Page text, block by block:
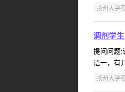
扬州大学
调剂学
提问问题:
语一，有
扬州大学